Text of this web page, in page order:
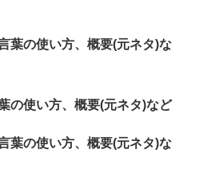
葉の使い方、概要(元ネタ)な
の使い方、概要(元ネタ)など
葉の使い方、概要(元ネタ)な